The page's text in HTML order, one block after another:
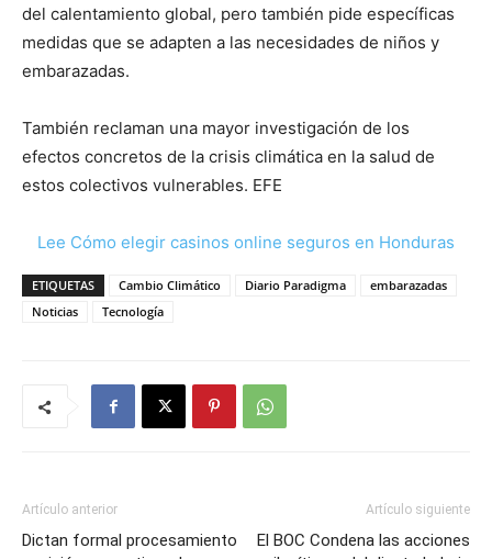
del calentamiento global, pero también pide específicas
medidas que se adapten a las necesidades de niños y
embarazadas.
También reclaman una mayor investigación de los
efectos concretos de la crisis climática en la salud de
estos colectivos vulnerables. EFE
Lee Cómo elegir casinos online seguros en Honduras
ETIQUETAS Cambio Climático Diario Paradigma
embarazadas
Noticias
Tecnología
Artículo anterior
Dictan formal procesamiento
Artículo siguiente
El BOC Condena las acciones